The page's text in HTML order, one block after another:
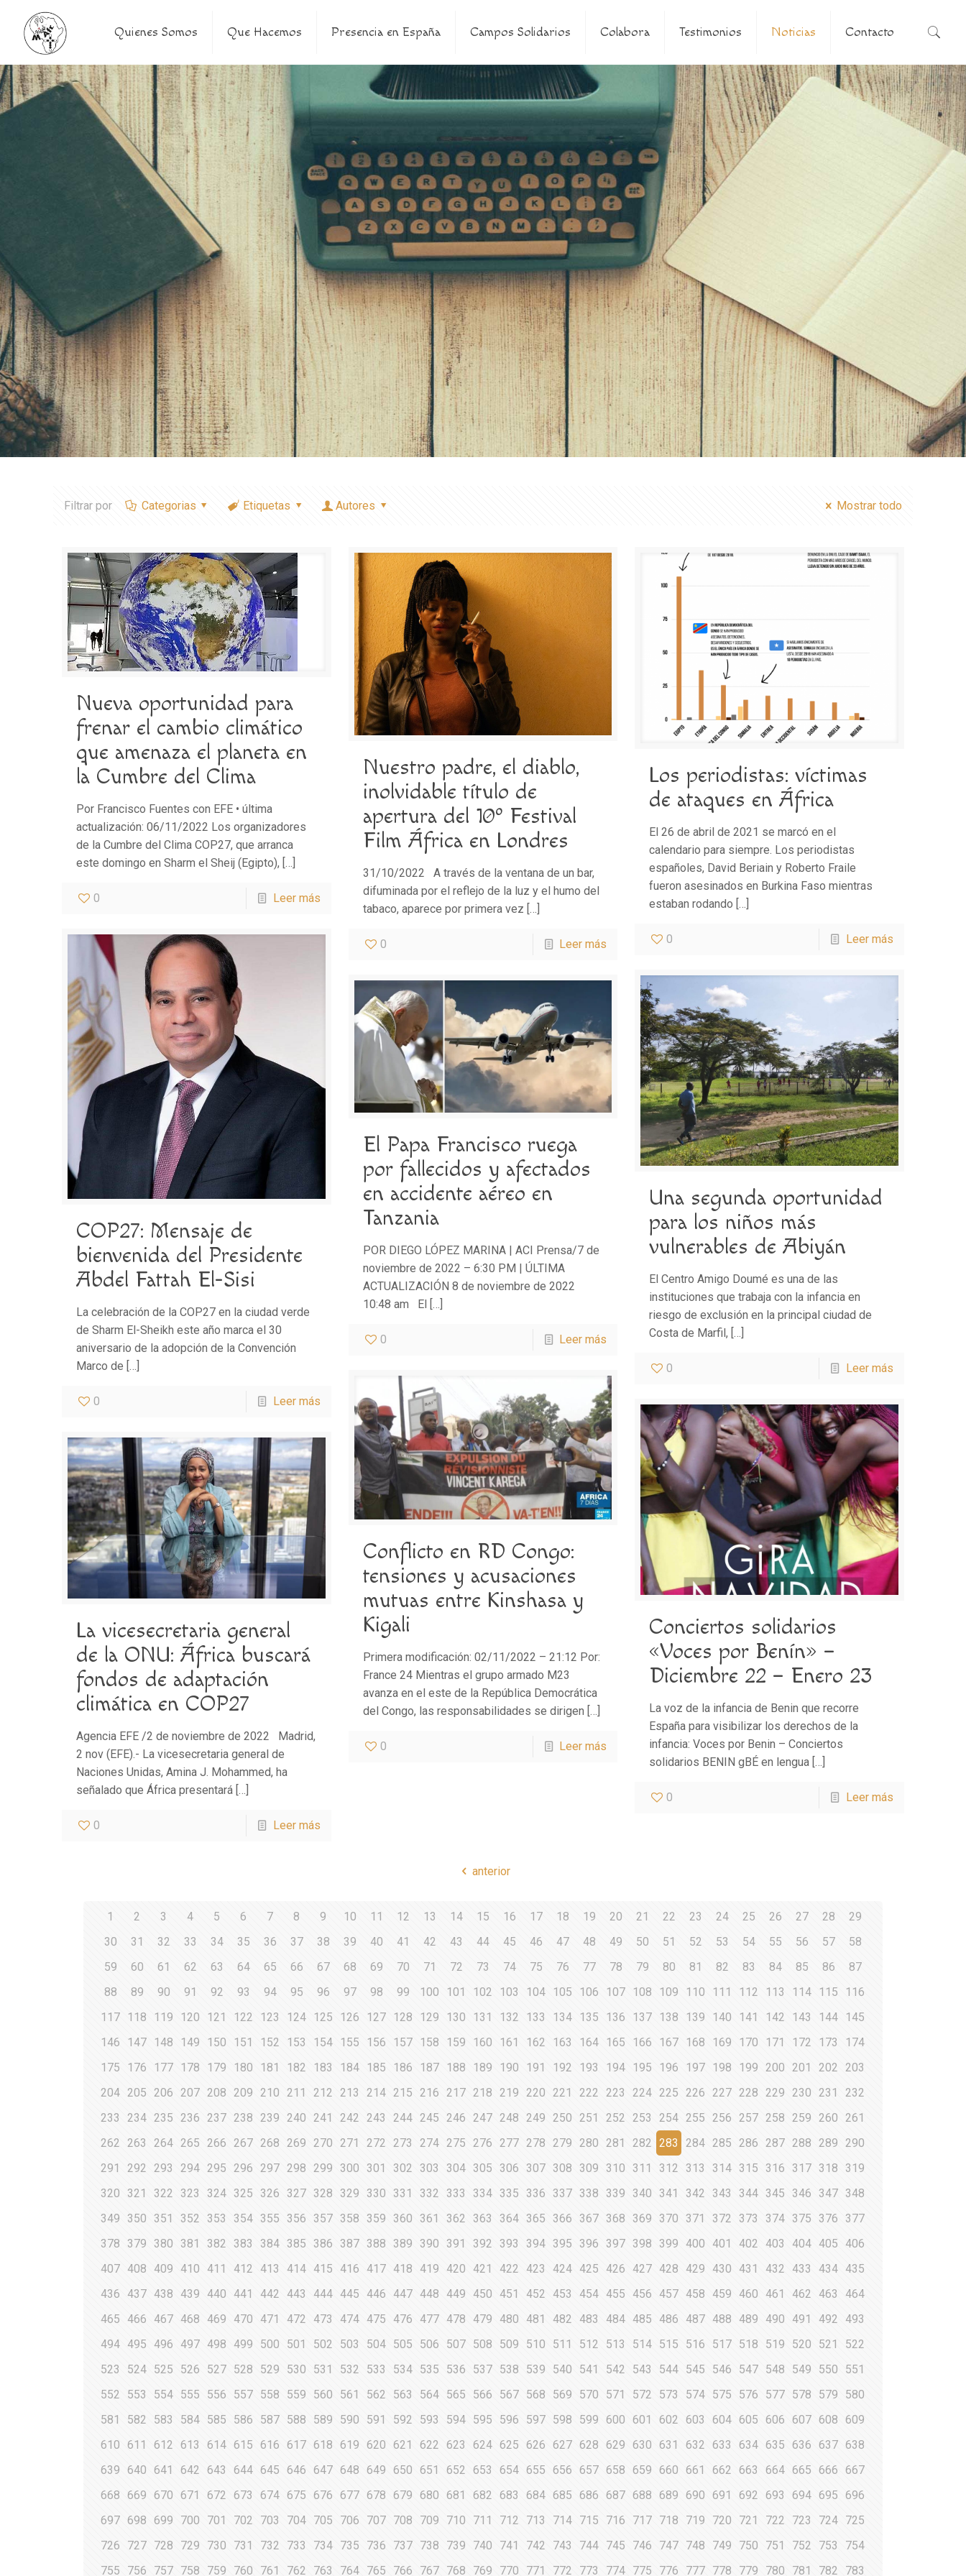
Quienes Somos Que Hacemos Presencia en España Campos Solidarios Colabora Testimonios Noticias Contacto
Filtrar por Categorias Etiquetas Autores Mostrar todo
Nueva oportunidad para
frenar el cambio climático
que amenaza el planeta en
la Cumbre del Clima
Por Francisco Fuentes con EFE • última
actualización: 06/11/2022 Los organizadores
de la Cumbre del Clima COP27, que arranca
este domingo en Sharm el Sheij (Egipto), […]
0 Leer más
Nuestro padre, el diablo,
inolvidable título de
apertura del 10º Festival
Film África en Londres
31/10/2022 A través de la ventana de un bar,
difuminada por el reflejo de la luz y el humo del
tabaco, aparece por primera vez […]
0 Leer más
Los periodistas: víctimas
de ataques en África
El 26 de abril de 2021 se marcó en el
calendario para siempre. Los periodistas
españoles, David Beriain y Roberto Fraile
fueron asesinados en Burkina Faso mientras
estaban rodando […]
0 Leer más
COP27: Mensaje de
bienvenida del Presidente
Abdel Fattah El-Sisi
La celebración de la COP27 en la ciudad verde
de Sharm El-Sheikh este año marca el 30
aniversario de la adopción de la Convención
Marco de […]
0 Leer más
Una segunda oportunidad
para los niños más
vulnerables de Abiyán
El Centro Amigo Doumé es una de las
instituciones que trabaja con la infancia en
riesgo de exclusión en la principal ciudad de
Costa de Marfil, […]
0 Leer más
El Papa Francisco ruega
por fallecidos y afectados
en accidente aéreo en
Tanzania
POR DIEGO LÓPEZ MARINA | ACI Prensa/7 de
noviembre de 2022 – 6:30 PM | ÚLTIMA
ACTUALIZACIÓN 8 de noviembre de 2022
10:48 am El […]
0 Leer más
Conflicto en RD Congo:
tensiones y acusaciones
mutuas entre Kinshasa y
Kigali
Primera modificación: 02/11/2022 – 21:12 Por:
France 24 Mientras el grupo armado M23
avanza en el este de la República Democrática
del Congo, las responsabilidades se dirigen […]
0 Leer más
Conciertos solidarios
«Voces por Benín» –
Diciembre 22 – Enero 23
La voz de la infancia de Benin que recorre
España para visibilizar los derechos de la
infancia: Voces por Benin – Conciertos
solidarios BENIN gBÉ en lengua […]
0 Leer más
La vicesecretaria general
de la ONU: África buscará
fondos de adaptación
climática en COP27
Agencia EFE /2 de noviembre de 2022 Madrid,
2 nov (EFE).- La vicesecretaria general de
Naciones Unidas, Amina J. Mohammed, ha
señalado que África presentará […]
0 Leer más
anterior
1 2 3 4 5 6 7 8 9 10 11 12 13 14 15 16 17 18 19 20 21 22 23 24 25 26 27 28
29
30
31 32 33 34 35 36 37 38 39 40 41 42 43 44 45 46 47 48 49 50 51 52 53 54 55 56 57
58
59
60 61 62 63 64 65 66 67 68 69 70 71 72 73 74 75 76 77 78 79 80 81 82 83 84 85 86
87
88
89 90 91 92 93 94 95 96 97 98 99 100 101 102 103 104 105 106 107 108 109 110 111 112 113 114 115
116
117 118 119 120 121 122 123 124 125 126 127 128 129 130 131 132 133 134 135 136 137 138 139 140 141 142 143 144 145
146
147 148 149 150 151 152 153 154 155 156 157 158 159 160 161 162 163 164 165 166 167 168 169 170 171 172 173
174
175
176 177 178 179 180 181 182 183 184 185 186 187 188 189 190 191 192 193 194 195 196 197 198 199 200 201 202
203
204 205 206 207 208 209 210 211 212 213 214 215 216 217 218 219 220 221 222 223 224 225 226 227 228 229 230 231
232
233
234 235 236 237 238 239 240 241 242 243 244 245 246 247 248 249 250 251 252 253 254 255 256 257 258 259 260
261
262
263 264 265 266 267 268 269 270 271 272 273 274 275 276 277 278 279 280 281 282 283 284 285 286 287 288 289
290
291
292 293 294 295 296 297 298 299 300 301 302 303 304 305 306 307 308 309 310 311 312 313 314 315 316 317 318
319
320
321 322 323 324 325 326 327 328 329 330 331 332 333 334 335 336 337 338 339 340 341 342 343 344 345 346 347 348
349
350 351 352 353 354 355 356 357 358 359 360 361 362 363 364 365 366 367 368 369 370 371 372 373 374 375 376
377
378
379 380 381 382 383 384 385 386 387 388 389 390 391 392 393 394 395 396 397 398 399 400 401 402 403 404 405
406
407 408 409 410 411 412 413 414 415 416 417 418 419 420 421 422 423 424 425 426 427 428 429 430 431 432 433 434 435
436
437 438 439 440 441 442 443 444 445 446 447 448 449 450 451 452 453 454 455 456 457 458 459 460 461 462 463
464
465
466 467 468 469 470 471 472 473 474 475 476 477 478 479 480 481 482 483 484 485 486 487 488 489 490 491 492
493
494 495 496 497 498 499 500 501 502 503 504 505 506 507 508 509 510 511 512 513 514 515 516 517 518 519 520 521
522
523
524 525 526 527 528 529 530 531 532 533 534 535 536 537 538 539 540 541 542 543 544 545 546 547 548 549 550
551
552
553 554 555 556 557 558 559 560 561 562 563 564 565 566 567 568 569 570 571 572 573 574 575 576 577 578 579
580
581
582 583 584 585 586 587 588 589 590 591 592 593 594 595 596 597 598 599 600 601 602 603 604 605 606 607 608
609
610
611 612 613 614 615 616 617 618 619 620 621 622 623 624 625 626 627 628 629 630 631 632 633 634 635 636 637 638
639
640 641 642 643 644 645 646 647 648 649 650 651 652 653 654 655 656 657 658 659 660 661 662 663 664 665 666
667
668
669 670 671 672 673 674 675 676 677 678 679 680 681 682 683 684 685 686 687 688 689 690 691 692 693 694 695
696
697 698 699 700 701 702 703 704 705 706 707 708 709 710 711 712 713 714 715 716 717 718 719 720 721 722 723 724 725
726
727 728 729 730 731 732 733 734 735 736 737 738 739 740 741 742 743 744 745 746 747 748 749 750 751 752 753
754
755
756 757 758 759 760 761 762 763 764 765 766 767 768 769 770 771 772 773 774 775 776 777 778 779 780 781 782 783